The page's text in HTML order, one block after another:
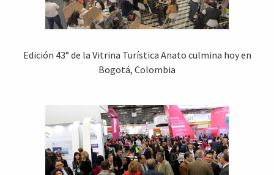
Edición 43° de la Vitrina Turística Anato culmina hoy en
Bogotá, Colombia